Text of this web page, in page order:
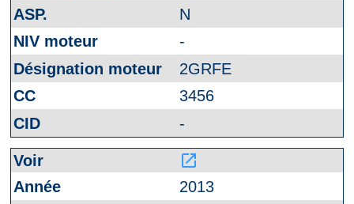
N
-
2GRFE
3456
-
launch
2013